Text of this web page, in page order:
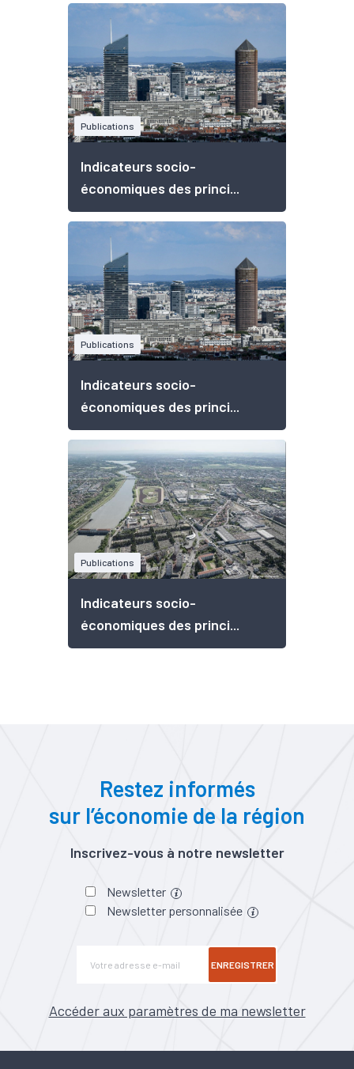
Publications
Indicateurs socio-
économiques des princi...
Publications
Indicateurs socio-
économiques des princi...
Publications
Indicateurs socio-
économiques des princi...
Restez informés
sur l’économie de la région
Inscrivez-vous à notre newsletter
Newsletter
Newsletter personnalisée
ENREGISTRER
Accéder aux paramètres de ma newsletter